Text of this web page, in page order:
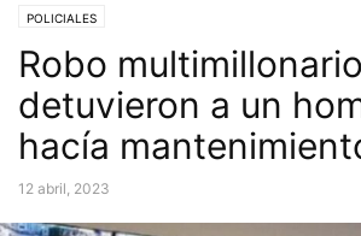
POLICIALES
Robo
detuvieron a un
hacía
12 abril, 2023